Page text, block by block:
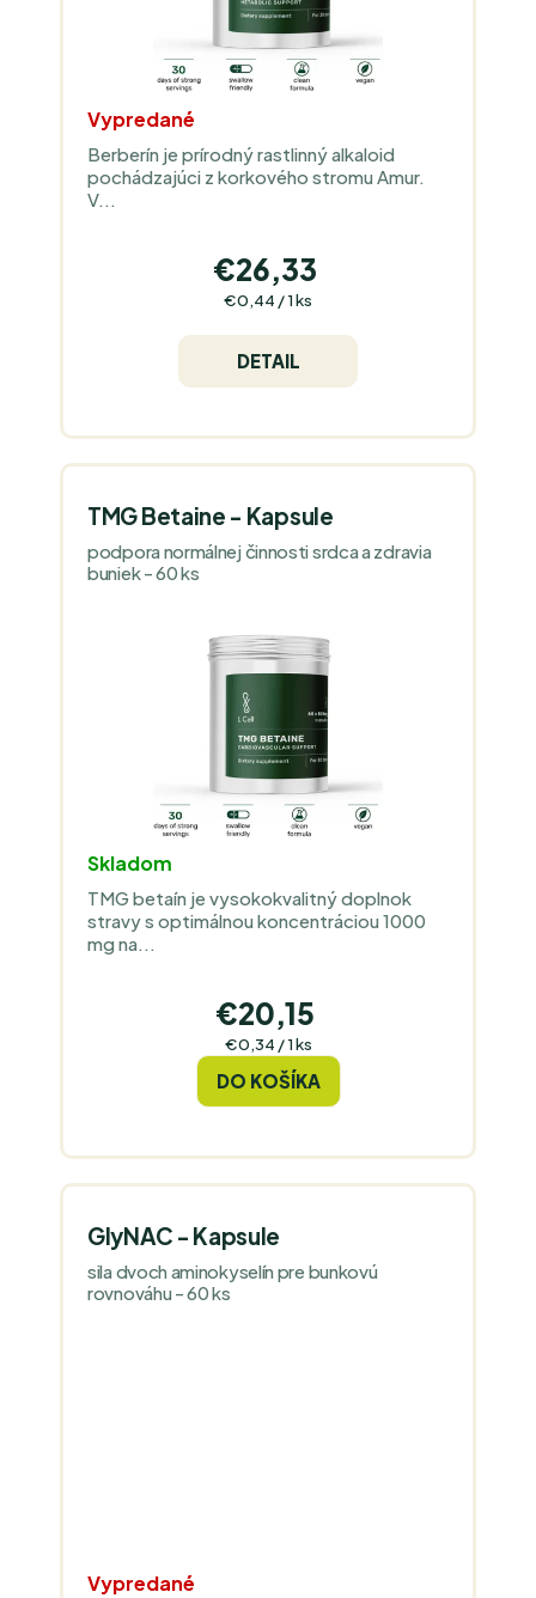
Vypredané
Berberín je prírodný rastlinný alkaloid
pochádzajúci z korkového stromu Amur.
V...
€26,33
Jednotková
€0,44 / 1 ks
DETAIL
TMG Betaine - Kapsule
podpora normálnej činnosti srdca a zdravia
buniek - 60 ks
Skladom
TMG betaín je vysokokvalitný doplnok
stravy s optimálnou koncentráciou 1000
mg na...
€20,15
Jednotková
€0,34 / 1 ks
DO KOŠÍKA
GlyNAC - Kapsule
sila dvoch aminokyselín pre bunkovú
rovnováhu - 60 ks
Vypredané